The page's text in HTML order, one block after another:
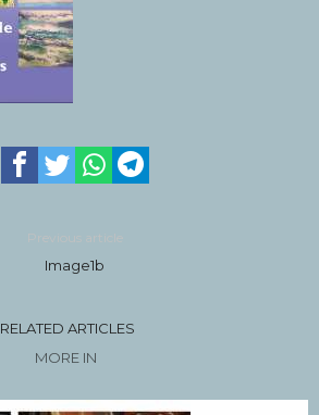
Previous article
Image1b
RELATED ARTICLES
MORE IN